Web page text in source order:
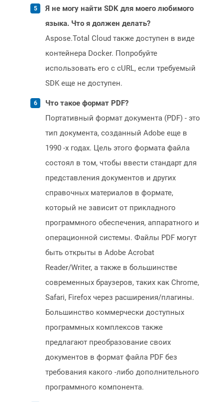
Я не могу найти SDK для моего любимого
языка. Что я должен делать?
Aspose.Total Cloud также доступен в виде
контейнера Docker. Попробуйте
использовать его с cURL, если требуемый
SDK еще не доступен.
Что такое формат PDF?
Портативный формат документа (PDF) - это
тип документа, созданный Adobe еще в
1990 -х годах. Цель этого формата файла
состоял в том, чтобы ввести стандарт для
представления документов и других
справочных материалов в формате,
который не зависит от прикладного
программного обеспечения, аппаратного и
операционной системы. Файлы PDF могут
быть открыты в Adobe Acrobat
Reader/Writer, а также в большинстве
современных браузеров, таких как Chrome,
Safari, Firefox через расширения/плагины.
Большинство коммерчески доступных
программных комплексов также
предлагают преобразование своих
документов в формат файла PDF без
требования какого -либо дополнительного
программного компонента.